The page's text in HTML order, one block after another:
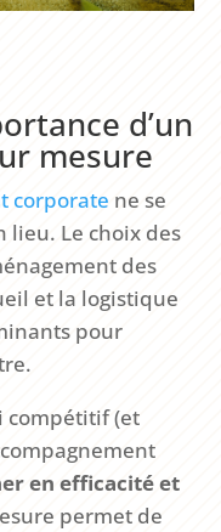
d’un
mesure
corporate ne se
lieu. Le choix des
des
et la logistique
pour
compétitif (et
en efficacité et
permet de